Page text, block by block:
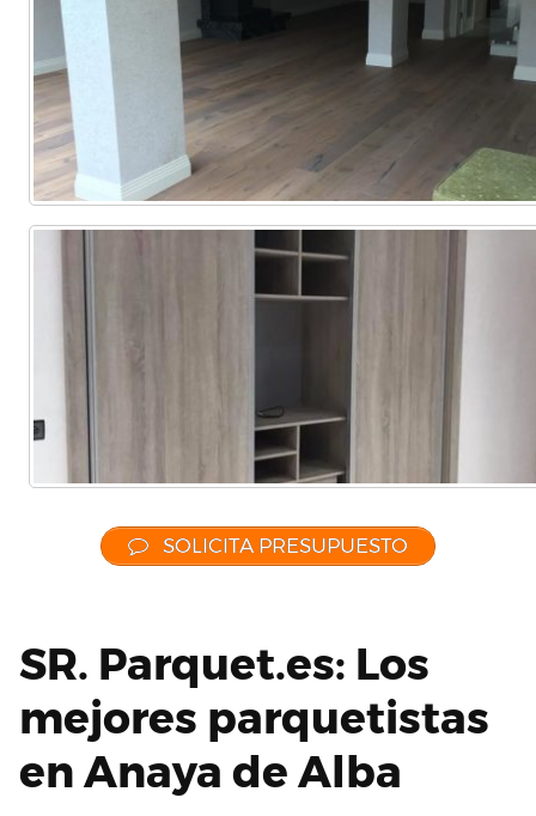
SOLICITA PRESUPUESTO
SR. Parquet.es: Los
mejores parquetistas
en Anaya de Alba